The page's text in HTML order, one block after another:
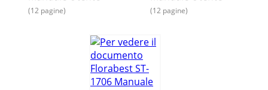
Pagina 16
ibrugtagning. Læs i denne forbindelse opmæ
(12 pagine) (12 pagine)